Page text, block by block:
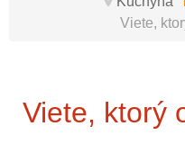
Viete,
Viete, ktorý